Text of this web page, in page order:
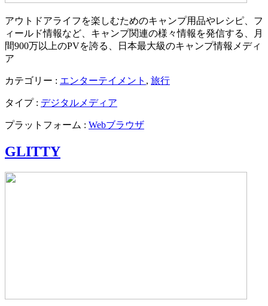
アウトドアライフを楽しむためのキャンプ用品やレシピ、フ
ィールド情報など、キャンプ関連の様々情報を発信する、月
間900万以上のPVを誇る、日本最大級のキャンプ情報メディ
ア
カテゴリー : エンターテイメント , 旅行
タイプ : デジタルメディア
プラットフォーム : Webブラウザ
GLITTY